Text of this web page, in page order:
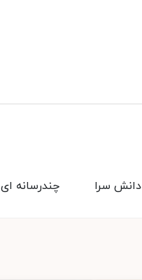
چندرسانه ای دانش سرا